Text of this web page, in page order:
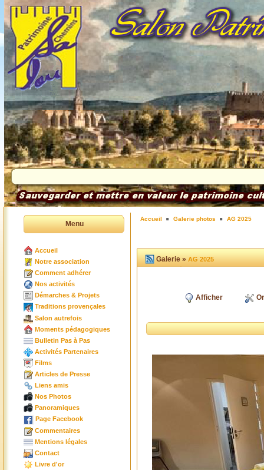
Menu
Accueil
Notre association
Comment adhérer
Nos activités
Démarches & Projets
Traditions provençales
Salon autrefois
Moments pédagogiques
Bulletin Pas à Pas
Activités Partenaires
Films
Articles de Presse
Liens amis
Nos Photos
Panoramiques
Page Facebook
Commentaires
Mentions légales
Contact
Livre d'or
Accueil Galerie photos AG 2025
Galerie »AG 2025
Afficher